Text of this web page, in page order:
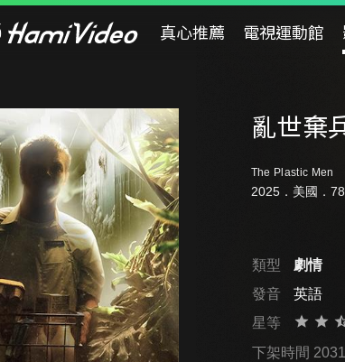
真心推薦 電視運動館
亂世棄
The Plastic Men
2025．美國．78
類型
劇情
發音
英語
星等
下架時間